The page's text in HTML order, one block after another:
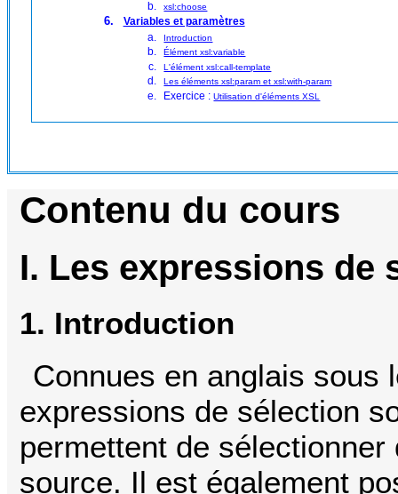
xsl:choose
Variables et paramètres
Introduction
Élément xsl:variable
L'élément xsl:call-template
Les éléments xsl:param et xsl:with-param
Exercice :Utilisation d'éléments XSL
Contenu du cours
I. Les expressions de
1. Introduction
Connues en anglais sous
expressions de sélection
permettent de
source. Il est également